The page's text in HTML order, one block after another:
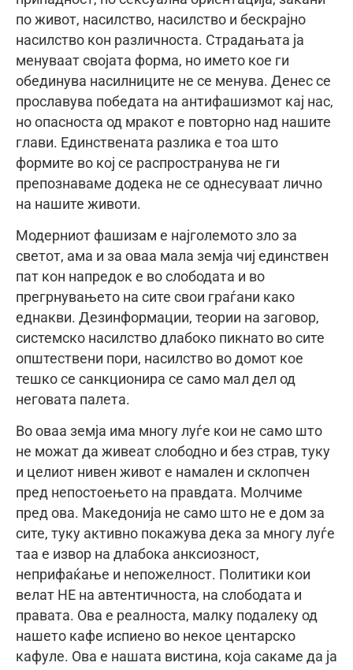
по живот, насилство, насилство и бескрајно
насилство кон различноста. Страдањата ја
менуваат својата форма, но името кое ги
обединува насилниците не се менува. Денес се
прославува победата на антифашизмот кај нас,
но опасноста од мракот е повторно над нашите
глави. Единствената разлика е тоа што
формите во кој се распространува не ги
препознаваме додека не се однесуваат лично
на нашите животи.
Модерниот фашизам е најголемото зло за
светот, ама и за оваа мала земја чиј единствен
пат кон напредок е во слободата и во
прегрнувањето на сите свои граѓани како
еднакви. Дезинформации, теории на заговор,
системско насилство длабоко пикнато во сите
општествени пори, насилство во домот кое
тешко се санкционира се само мал дел од
неговата палета.
Во оваа земја има многу луѓе кои не само што
не можат да живеат слободно и без страв, туку
и целиот нивен живот е намален и склопчен
пред непостоењето на правдата. Молчиме
пред ова. Македонија не само што не е дом за
сите, туку активно покажува дека за многу луѓе
таа е извор на длабока анксиозност,
неприфаќање и непожелност. Политики кои
велат НЕ на автентичноста, на слободата и
правата. Ова е реалноста, малку подалеку од
нашето кафе испиено во некое центарско
кафуле. Ова е нашата вистина, која сакаме да ја